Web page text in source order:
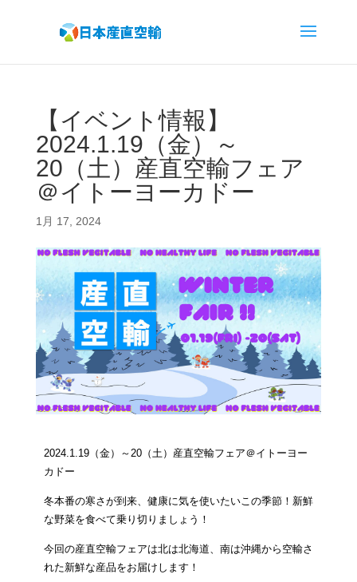
【イベント情報】
2024.1.19（金）～
20（土）産直空輸フェア
＠イトーヨーカドー
1月 17, 2024
2024.1.19（金）～20（土） 産直空輸フェア＠イトーヨー
カドー
冬本番の寒さが到来、健康に気を使いたいこの季節！新鮮
な野菜を食べて乗り切りましょう！
今回の産直空輸フェアは北は北海道、南は沖縄から空輸さ
れた新鮮な産品をお届けします！